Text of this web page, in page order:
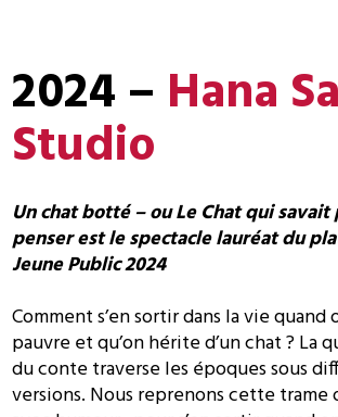
2024 – Hana
Studio
Un chat botté – ou Le Chat qui
penser est le spectacle lauréat du
Jeune Public 2024
Comment s’en sortir dans la vie quand
pauvre et qu’on hérite d’un chat ? La
du conte traverse les époques sous
versions. Nous reprenons cette